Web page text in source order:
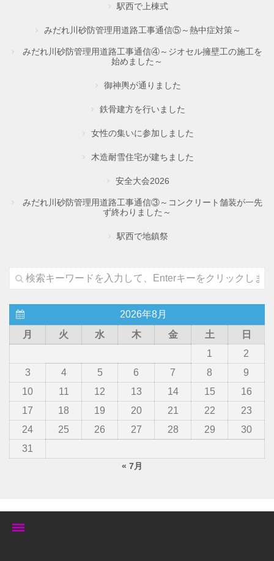
駅西で上棟式
みだれ川砂防管理用道路工事通信⑤～熱中症対策～
みだれ川砂防管理用道路工事通信④～ジオセル擁壁工の施工を
始めました～
御神輿が通りました
鉄骨建方を行いました
女性の集いに参加しました
木造耐雪住宅が建ちました
安全大会2026
みだれ川砂防管理用道路工事通信③～コンクリート舗装が一先
ず終わりました～
駅西で地鎮祭
2026年8月
月
火 水 木 金 土
日
1
2
3
4 5 6 7 8
9
10
11 12 13 14 15
16
17
18 19 20 21 22
23
24
25 26 27 28 29
30
31
« 7月